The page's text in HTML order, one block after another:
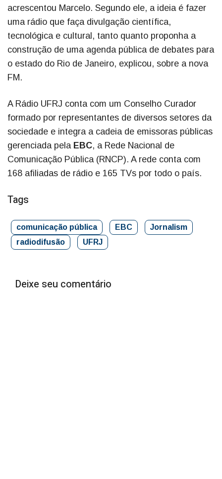
acrescentou Marcelo. Segundo ele, a ideia é fazer
uma rádio que faça divulgação científica,
tecnológica e cultural, tanto quanto proponha a
construção de uma agenda pública de debates para
o estado do Rio de Janeiro, explicou, sobre a nova
FM.
A Rádio UFRJ conta com um Conselho Curador
formado por representantes de diversos setores da
sociedade e integra a cadeia de emissoras públicas
gerenciada pela EBC, a Rede Nacional de
Comunicação Pública (RNCP). A rede conta com
168 afiliadas de rádio e 165 TVs por todo o país.
Tags
comunicação pública EBC
Jornalism
radiodifusão
UFRJ
Deixe seu comentário